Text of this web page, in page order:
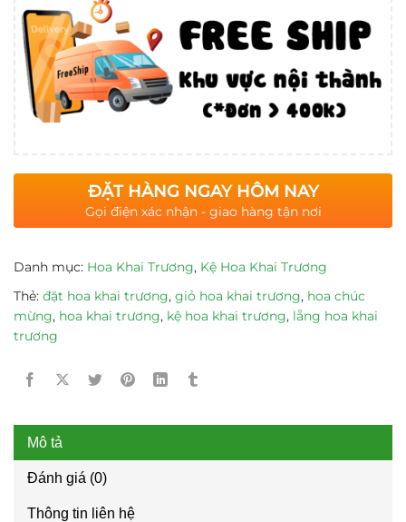
ĐẶT HÀNG NGAY HÔM NAY
Gọi điện xác nhận - giao hàng tận nơi
Danh mục: Hoa Khai Trương, Kệ Hoa Khai Trương
Thẻ: đặt hoa khai trương, giỏ hoa khai trương, hoa chúc
mừng, hoa khai trương, kệ hoa khai trương, lẵng hoa khai
trương
Mô tả
Đánh giá (0)
Thông tin liên hệ